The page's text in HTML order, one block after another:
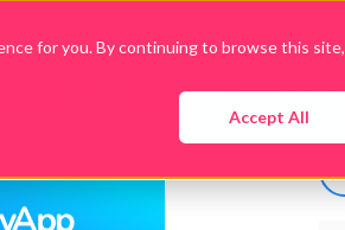
for you. By continuing to browse this site,
Accept All
Cases Conteúdo